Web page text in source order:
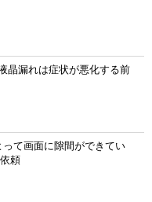
晶漏れは症状が悪化する前
て画面に隙間ができてい
頼